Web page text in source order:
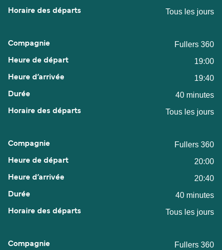
Tous les jours
Fullers 360
19:00
19:40
40 minutes
Tous les jours
Fullers 360
20:00
20:40
40 minutes
Tous les jours
Fullers 360